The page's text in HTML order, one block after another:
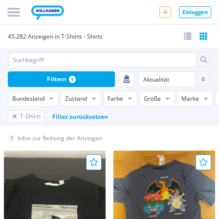
Einloggen
45.282 Anzeigen in T-Shirts - Shirts
Bundesland Zustand Farbe Größe Marke
T-Shirts Filter zurücksetzen
Filtern 1
Infos zur Reihung der Anzeigen